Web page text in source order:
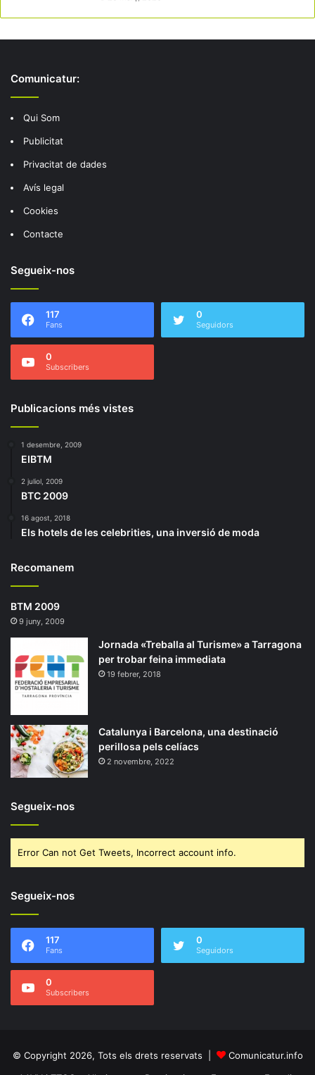
Comunicatur:
Qui Som
Publicitat
Privacitat de dades
Avís legal
Cookies
Contacte
Segueix-nos
117
Fans
0
Seguidors
0
Subscribers
Publicacions més vistes
1 desembre, 2009
EIBTM
2 juliol, 2009
BTC 2009
16 agost, 2018
Els hotels de les celebrities, una inversió de moda
Recomanem
BTM 2009
9 juny, 2009
Jornada «Treballa al Turisme» a Tarragona
per trobar feina immediata
19 febrer, 2018
Catalunya i Barcelona, una destinació
perillosa pels celíacs
2 novembre, 2022
Segueix-nos
Error Can not Get Tweets, Incorrect account info.
Segueix-nos
117
Fans
0
Seguidors
0
Subscribers
© Copyright 2026, Tots els drets reservats |
Comunicatur.info